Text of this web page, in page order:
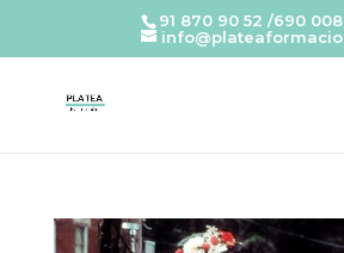
91 870 90 52 /690